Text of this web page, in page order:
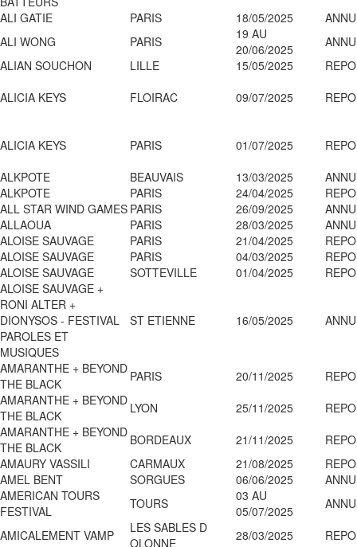
ALI GATIE
PARIS 18/05/2025
ALI WONG
PARIS
19 AU
20/06/2025
ALIAN SOUCHON
LILLE 15/05/2025
ALICIA KEYS
FLOIRAC 09/07/2025
ALICIA KEYS PARIS 01/07/2025
ALKPOTE
BEAUVAIS 13/03/2025
ALKPOTE
PARIS 24/04/2025
ALL STAR WIND GAMES PARIS 26/09/2025
ALLAOUA
PARIS 28/03/2025
ALOISE SAUVAGE
PARIS 21/04/2025
ALOISE SAUVAGE
PARIS 04/03/2025
ALOISE SAUVAGE
SOTTEVILLE 01/04/2025
ALOISE SAUVAGE +
RONI ALTER +
DIONYSOS - FESTIVAL
PAROLES ET
MUSIQUES
ST ETIENNE 16/05/2025
AMARANTHE + BEYOND
THE BLACK
PARIS 20/11/2025
AMARANTHE + BEYOND
THE BLACK
LYON 25/11/2025
AMARANTHE + BEYOND
THE BLACK
BORDEAUX 21/11/2025
AMAURY VASSILI
CARMAUX 21/08/2025
AMEL BENT
SORGUES 06/06/2025
AMERICAN TOURS
FESTIVAL
TOURS
03 AU
05/07/2025
AMICALEMENT VAMP
LES SABLES D
OLONNE
28/03/2025